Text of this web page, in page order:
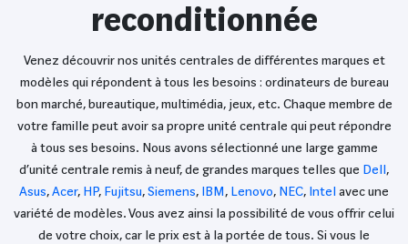
reconditionnée
Venez découvrir nos unités centrales de différentes marques et
modèles qui répondent à tous les besoins : ordinateurs de bureau
bon marché, bureautique, multimédia, jeux, etc. Chaque membre de
votre famille peut avoir sa propre unité centrale qui peut répondre
à tous ses besoins. Nous avons sélectionné une large gamme
d’unité centrale remis à neuf, de grandes marques telles que Dell,
Asus,Acer, HP, Fujitsu,Siemens, IBM, Lenovo, NEC, Intel avec une
variété de modèles. Vous avez ainsi la possibilité de vous offrir celui
de votre choix, car le prix est à la portée de tous. Si vous le